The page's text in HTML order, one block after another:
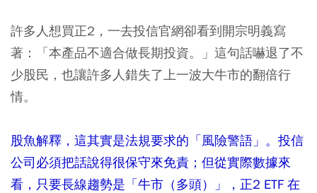
許多人想買正2，一去投信官網卻看到開宗明義寫
著：「本產品不適合做長期投資。」這句話嚇退了不
少股民，也讓許多人錯失了上一波大牛市的翻倍行
情。
股魚解釋，這其實是法規要求的「風險警語」。投信
公司必須把話說得很保守來免責；但從實際數據來
看，只要長線趨勢是「牛市（多頭）」，正2 ETF 在